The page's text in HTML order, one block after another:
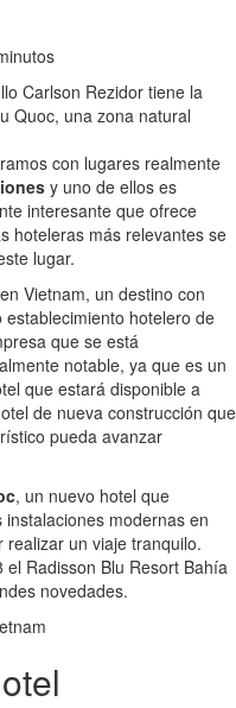
Carlson Rezidor tiene la
Quoc, una zona natural
con lugares realmente
y uno de ellos es
interesante que ofrece
hoteleras más relevantes se
lugar.
Vietnam, un destino con
hotelero de
que se está
notable, ya que es un
que estará disponible a
de nueva construcción que
pueda avanzar
, un nuevo hotel que
modernas en
un viaje tranquilo.
Radisson Blu Resort Bahía
novedades.